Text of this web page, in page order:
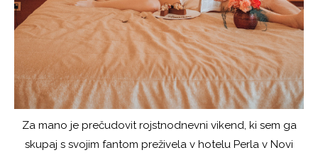
Za mano je prečudovit rojstnodnevni vikend, ki sem ga
skupaj s svojim fantom preživela v hotelu Perla v Novi